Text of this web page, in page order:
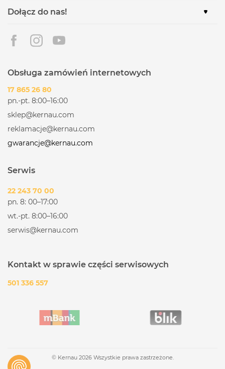
Dołącz do nas!
Obsługa zamówień internetowych
17 865 26 80
pn.-pt. 8:00–16:00
sklep@kernau.com
reklamacje@kernau.com
gwarancje@kernau.com
Serwis
22 243 70 00
pn. 8: 00–17:00
wt.-pt. 8:00–16:00
serwis@kernau.com
Kontakt w sprawie części serwisowych
501 336 557
© Kernau 2026 Wszystkie prawa zastrzeżone.